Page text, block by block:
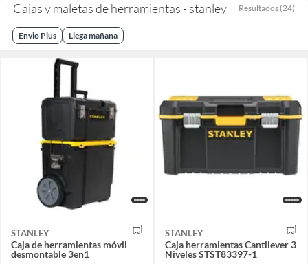
Cajas y maletas de herramientas - stanley Resultados (24)
Envio Plus Llega mañana
STANLEY
Caja de herramientas móvil
desmontable 3en1
STANLEY
Caja herramientas Cantilever 3
Niveles STST83397-1